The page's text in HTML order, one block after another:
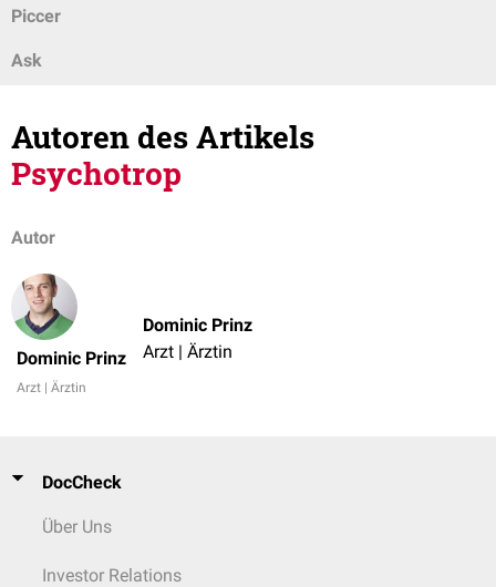
Piccer
Ask
Autoren des Artikels
Psychotrop
Autor
Dominic Prinz
Arzt | Ärztin
Dominic Prinz
Arzt | Ärztin
DocCheck
Über Uns
Investor Relations